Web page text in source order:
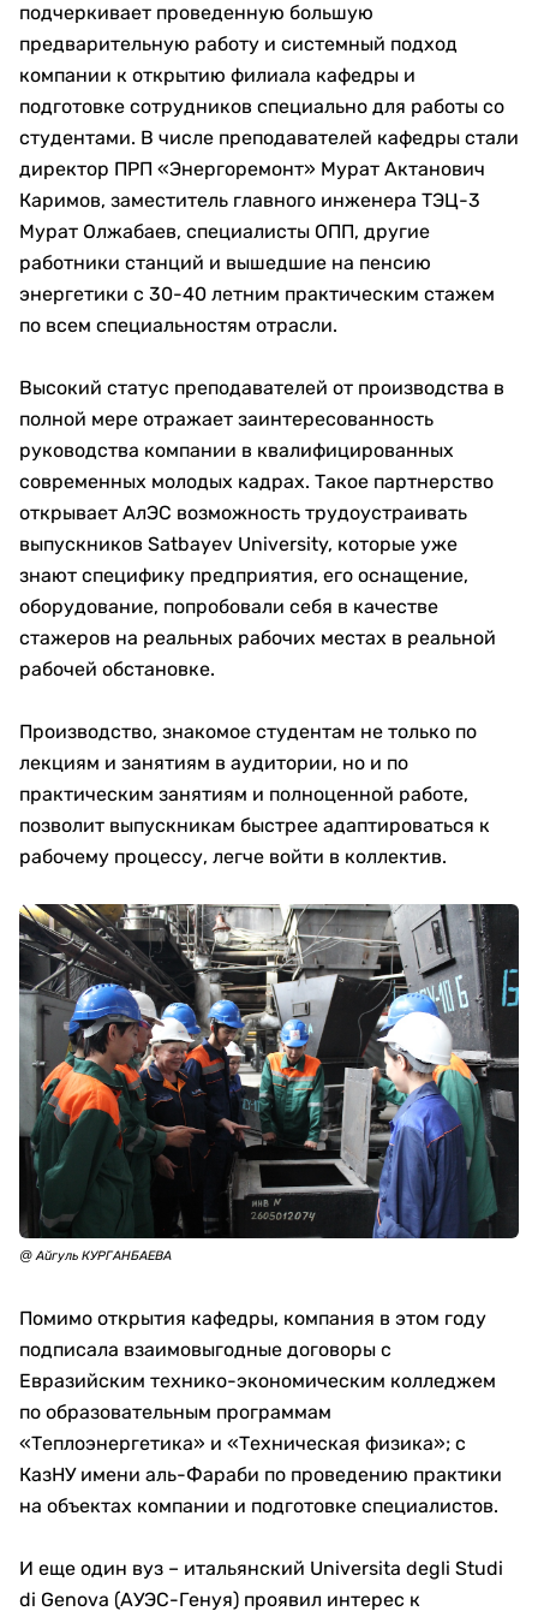
подчеркивает проведенную большую
предварительную работу и системный подход
компании к открытию филиала кафедры и
подготовке сотрудников специально для работы со
студентами. В числе преподавателей кафедры стали
директор ПРП «Энергоремонт» Мурат Актанович
Каримов, заместитель главного инженера ТЭЦ-3
Мурат Олжабаев, специалисты ОПП, другие
работники станций и вышедшие на пенсию
энергетики с 30-40 летним практическим стажем
по всем специальностям отрасли.
Высокий статус преподавателей от производства в
полной мере отражает заинтересованность
руководства компании в квалифицированных
современных молодых кадрах. Такое партнерство
открывает АлЭС возможность трудоустраивать
выпускников Satbayev University, которые уже
знают специфику предприятия, его оснащение,
оборудование, попробовали себя в качестве
стажеров на реальных рабочих местах в реальной
рабочей обстановке.
Производство, знакомое студентам не только по
лекциям и занятиям в аудитории, но и по
практическим занятиям и полноценной работе,
позволит выпускникам быстрее адаптироваться к
рабочему процессу, легче войти в коллектив.
@ Айгуль КУРГАНБАЕВА
Помимо открытия кафедры, компания в этом году
подписала взаимовыгодные договоры с
Евразийским технико-экономическим колледжем
по образовательным программам
«Теплоэнергетика» и «Техническая физика»; с
КазНУ имени аль-Фараби по проведению практики
на объектах компании и подготовке специалистов.
И еще один вуз – итальянский Universita degli Studi
di Genova (АУЭС-Генуя) проявил интерес к